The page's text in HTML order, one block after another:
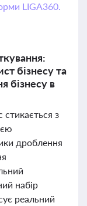
LIGA360.
бізнесу та
бізнесу в
стикається з
дроблення
набір
реальний